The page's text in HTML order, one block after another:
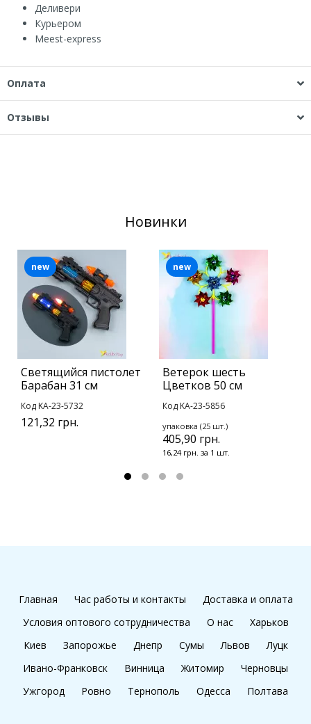
Деливери
Курьером
Мeest-express
Оплата
Отзывы
Новинки
Светящийся пистолет
Барабан 31 см
Код KA-23-5732
121,32 грн.
new
Ветерок шесть
Цветков 50 см
Код KA-23-5856
упаковка (25 шт.)
405,90 грн.
16,24 грн. за 1 шт.
new
Главная Час работы и контакты
Доставка и оплата
Условия оптового сотрудничества
О нас
Харьков
Киев
Запорожье Днепр Сумы Львов
Луцк
Ивано-Франковск
Винница Житомир
Черновцы
Ужгород
Ровно Тернополь Одесса Полтава